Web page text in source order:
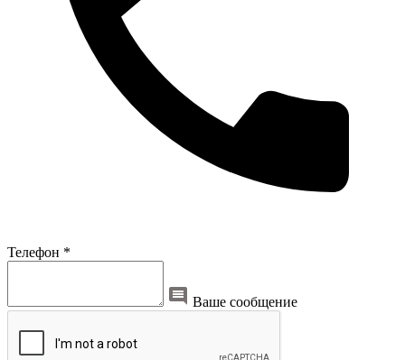
Телефон *
Ваше сообщение